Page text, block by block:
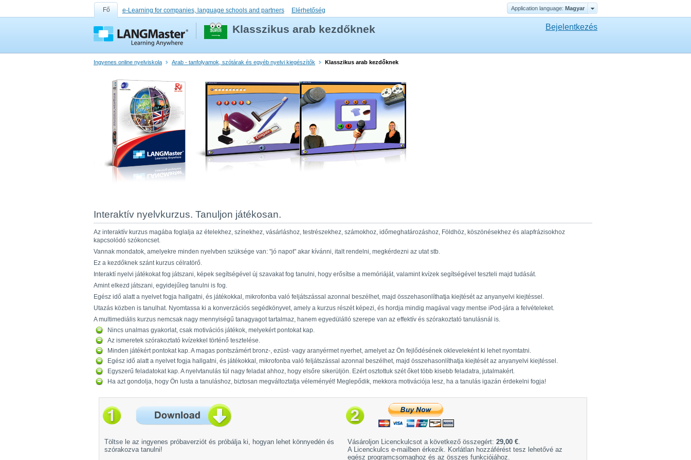
Fő e-Learning for companies, language schools and partners Elérhetőség Application language: Magyar
Klasszikus arab kezdőknek Bejelentkezés
Ingyenes online nyelviskola Arab - tanfolyamok, szótárak és egyéb nyelvi kiegészítők Klasszikus arab kezdőknek
Interaktív nyelvkurzus. Tanuljon játékosan.
Az interaktív kurzus magába foglalja az ételekhez, színekhez, vásárláshoz, testrészekhez, számokhoz, időmeghatározáshoz, Földhöz, köszönésekhez és alapfrázisokhoz
kapcsolódó szókoncset.
Vannak mondatok, amelyekre minden nyelvben szüksége van: "jó napot" akar kívánni, italt rendelni, megkérdezni az utat stb.
Ez a kezdőknek szánt kurzus célratörő.
Interaktí nyelvi játékokat fog játszani, képek segítségével új szavakat fog tanulni, hogy erősítse a memóriáját, valamint kvízek segítségével teszteli majd tudását.
Amint elkezd játszani, egyidejűleg tanulni is fog.
Egész idő alatt a nyelvet fogja hallgatni, és játékokkal, mikrofonba való feljátszással azonnal beszélhet, majd összehasonlíthatja kiejtését az anyanyelvi kiejtéssel.
Utazás közben is tanulhat. Nyomtassa ki a konverzációs segédkönyvet, amely a kurzus részét képezi, és hordja mindig magával vagy mentse iPod-jára a felvételeket.
A multimediális kurzus nemcsak nagy mennyiségű tanagyagot tartalmaz, hanem egyedülálló szerepe van az effektív és szórakoztató tanulásnál is.
Nincs unalmas gyakorlat, csak motivációs játékok, melyekért pontokat kap.
Az ismeretek szórakoztató kvízekkel történő tesztelése.
Minden játékért pontokat kap. A magas pontszámért bronz-, ezüst- vagy aranyérmet nyerhet, amelyet az Ön fejlődésének okleveleként ki lehet nyomtatni.
Egész idő alatt a nyelvet fogja hallgatni, és játékokkal, mikrofonba való feljátszással azonnal beszélhet, majd összehasonlíthatja kiejtését az anyanyelvi kiejtéssel.
Egyszerű feladatokat kap. A nyelvtanulás túl nagy feladat ahhoz, hogy elsőre sikerüljön. Ezért osztottuk szét őket több kisebb feladatra, jutalmakért.
Ha azt gondolja, hogy Ön lusta a tanuláshoz, biztosan megváltoztatja véleményét! Meglepődik, mekkora motivációja lesz, ha a tanulás igazán érdekelni fogja!
Töltse le az ingyenes próbaverziót és próbálja ki, hogyan lehet könnyedén és
szórakozva tanulni!
Vásároljon Licenckulcsot a következő összegért: 29,00 €
A Licenckulcs e-mailben érkezik. Korlátlan hozzáférést tesz lehetővé az
egész programcsomaghoz és az összes funkciójához.